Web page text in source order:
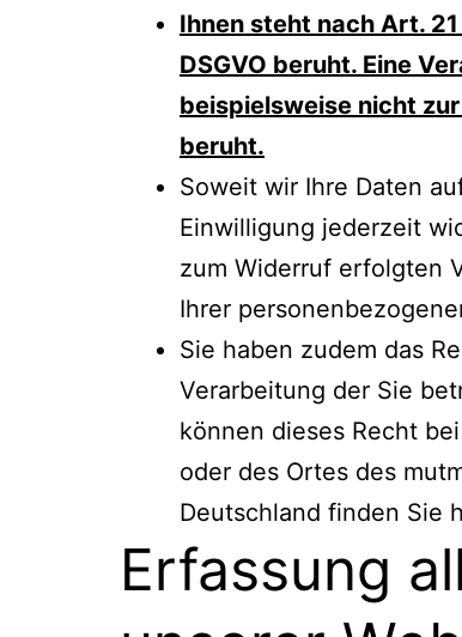
Ihnen steht nach Art.
DSGVO beruht. Eine
beispielsweise nicht
beruht.
Soweit wir Ihre Daten
Einwilligung jederzeit
zum Widerruf erfolgten
Ihrer
Sie haben zudem das
Verarbeitung der Sie
können dieses Recht
oder des Ortes des
Deutschland finden Sie
Erfassung